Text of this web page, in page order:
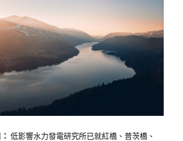
低影響水力發電研究所已就紅橋、普茨橋、